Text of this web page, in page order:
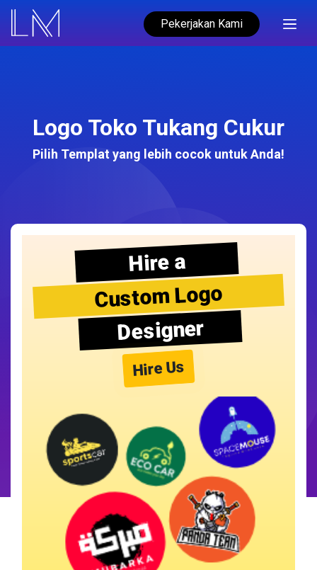
Pekerjakan Kami
Logo Toko Tukang Cukur
Pilih Templat yang lebih cocok untuk Anda!
Hire a
Custom Logo
Designer
Hire Us